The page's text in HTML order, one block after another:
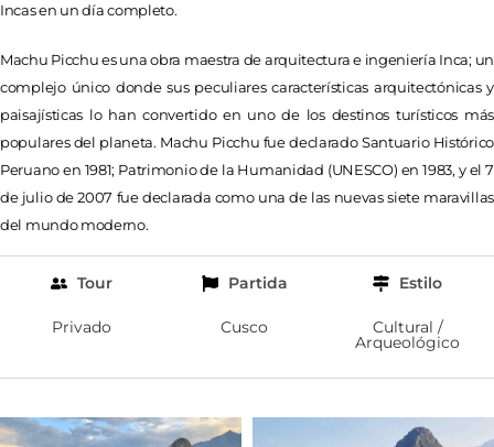
Incas en un día completo.
Machu Picchu es una obra maestra de arquitectura e ingeniería Inca; un
complejo único donde sus peculiares características arquitectónicas y
paisajísticas lo han convertido en uno de los destinos turísticos más
populares del planeta. Machu Picchu fue declarado Santuario Histórico
Peruano en 1981; Patrimonio de la Humanidad (UNESCO) en 1983, y el 7
de julio de 2007 fue declarada como una de las nuevas siete maravillas
del mundo moderno.
Tour
Privado
Partida
Cusco
Estilo
Cultural /
Arqueológico